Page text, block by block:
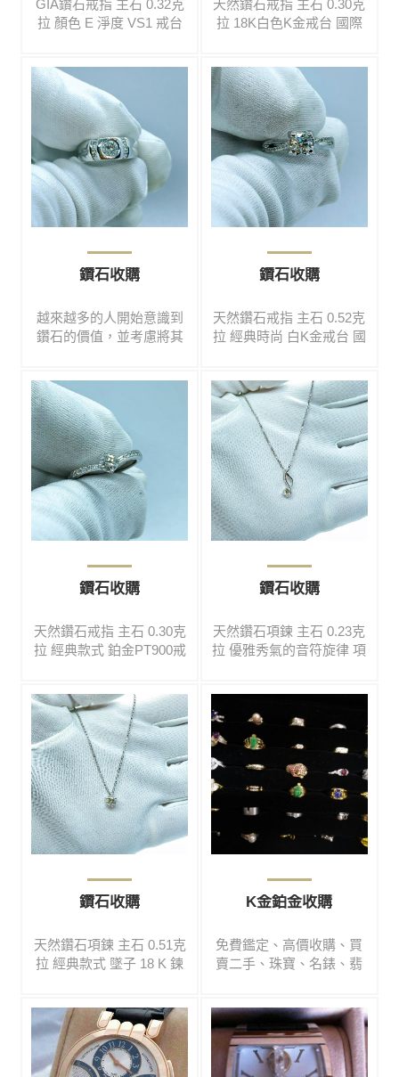
GIA鑽石戒指 主石 0.32克
拉 顏色 E 淨度 VS1 戒台
二手#鑽石#彩寶#名錶#翡
翠#玉鐲#黃金#K金#鉑金#
各式精品
天然鑽石戒指 主石 0.30克
拉 18K白色K金戒台 國際
彩寶#名錶#翡翠#玉鐲#黃
金#K金#鉑金#各式精品
鑽石收購
越來越多的人開始意識到
鑽石的價值，並考慮將其
務並不是一件容易的事
情。首先，了解鑽石市場
是非常重要的。在考慮賣
出鑽石之前，先對市場進
行充分的研究，能幫助您
更好地識別您的鑽石價值
大概落在何處。這包括了
解目前的鑽石價格趨勢、
不同類型和等級的鑽石該
最大，以及如果可以，也
先了解關於交易過程中可
不法分子圈套，血本無
歸。
鑽石收購
天然鑽石戒指 主石 0.52克
拉 經典時尚 白K金戒台 國
#彩寶#名錶#翡翠#玉鐲#黃
金#K金#鉑金#各式精品
鑽石收購
天然鑽石戒指 主石 0.30克
拉 經典款式 鉑金PT900戒
手#鑽石#彩寶#名錶#翡翠#
玉鐲#黃金#K金#鉑金#各
式精品
鑽石收購
天然鑽石項鍊 主石 0.23克
拉 優雅秀氣的音符旋律 項
金#鉑金#各式精品
鑽石收購
天然鑽石項鍊 主石 0.51克
拉 經典款式 墜子 18 K 鍊
名錶#翡翠#玉鐲#黃金#K
金#鉑金#各式精品
K金鉑金收購
免費鑑定、高價收購、買
賣二手、珠寶、名錶、翡
購、高檔翡翠、手鐲、代
尋、買賣、寄賣